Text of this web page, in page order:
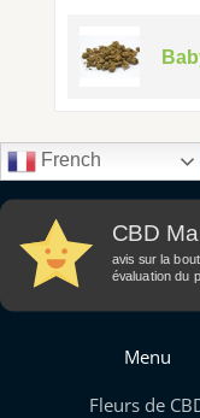
French
CBD
avis sur la
évaluation du
Menu
Fleurs de